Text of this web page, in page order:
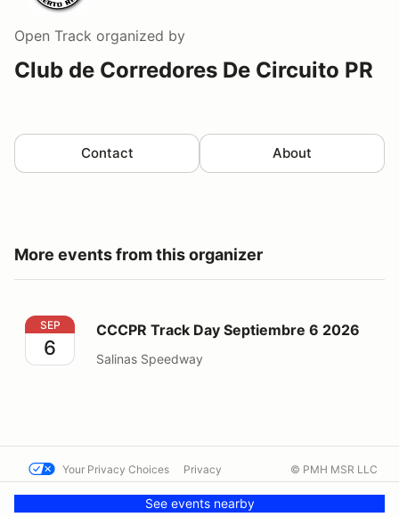
Open Track organized by
Club de Corredores De Circuito PR
Contact About
More events from this organizer
CCCPR Track Day Septiembre 6 2026
SEP
6
CCCPR Track Day Septiembre 6 2026
Salinas Speedway
See events nearby
Your Privacy Choices Privacy
Contact us
© PMH MSR LLC